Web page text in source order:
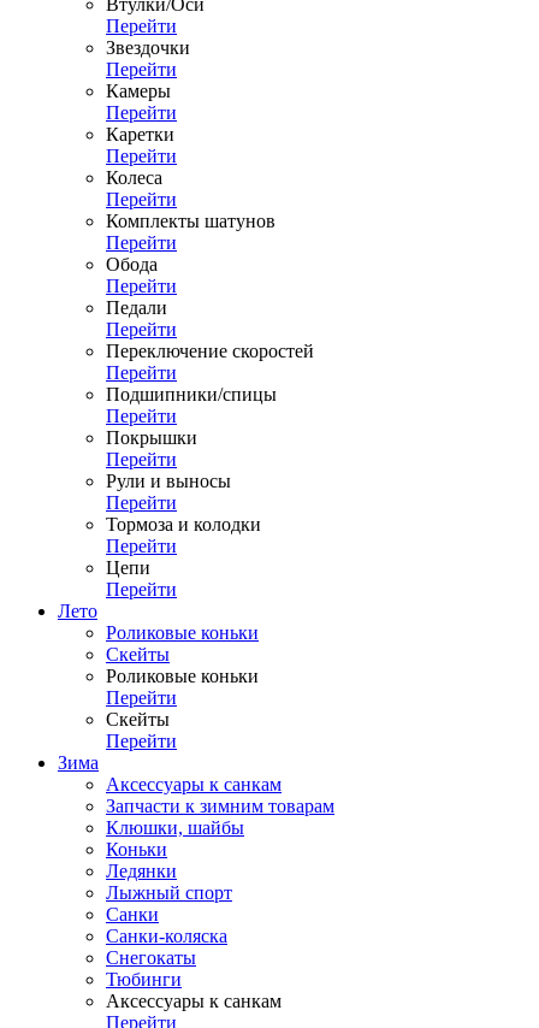
Втулки/Оси
Перейти
Звездочки
Перейти
Камеры
Перейти
Каретки
Перейти
Колеса
Перейти
Комплекты шатунов
Перейти
Обода
Перейти
Педали
Перейти
Переключение скоростей
Перейти
Подшипники/спицы
Перейти
Покрышки
Перейти
Рули и выносы
Перейти
Тормоза и колодки
Перейти
Цепи
Перейти
Лето
Роликовые коньки
Скейты
Роликовые коньки
Перейти
Скейты
Перейти
Зима
Аксессуары к санкам
Запчасти к зимним товарам
Клюшки, шайбы
Коньки
Ледянки
Лыжный спорт
Санки
Санки-коляска
Снегокаты
Тюбинги
Аксессуары к санкам
Перейти